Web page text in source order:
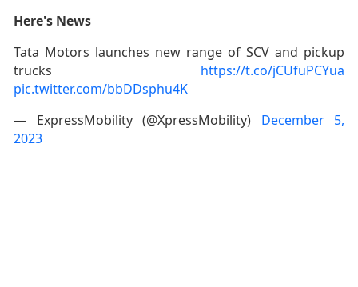
Here's News
Tata Motors launches new range of SCV and pickup
trucks https://t.co/jCUfuPCYua
pic.twitter.com/bbDDsphu4K
— ExpressMobility (@XpressMobility) December 5,
2023